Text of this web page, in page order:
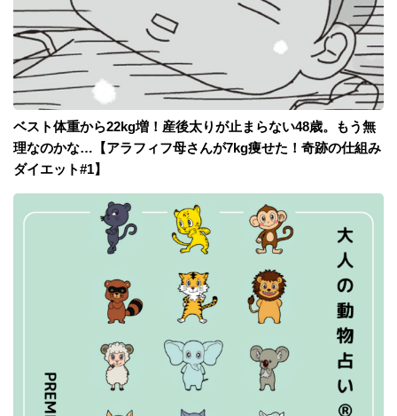
ベスト体重から22kg増！産後太りが止まらない48歳。もう無
理なのかな…【アラフィフ母さんが7kg痩せた！奇跡の仕組み
ダイエット#1】